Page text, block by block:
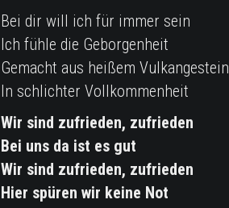
Bei dir will ich für immer sein
Ich fühle die Geborgenheit
Gemacht aus heißem Vulkangestein
In schlichter Vollkommenheit
Wir sind zufrieden, zufrieden
Bei uns da ist es gut
Wir sind zufrieden, zufrieden
Hier spüren wir keine Not